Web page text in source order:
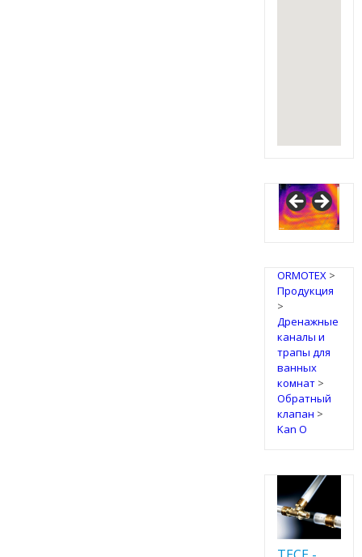
ORMOTEX>
Продукция
>
Дренажные
каналы и
трапы для
ванных
комнат>
Обратный
клапан >
Kan O